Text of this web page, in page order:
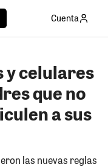
Cuenta
y celulares
que no
a sus
las nuevas reglas